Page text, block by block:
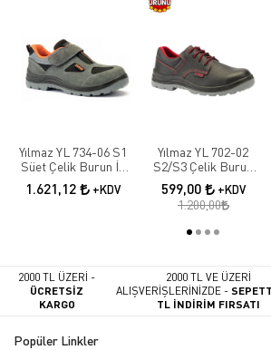
Yılmaz YL 734-06 S1
Süet Çelik Burun İş
Ayakkabısı
1.621,12 +KDV
Yılmaz YL 702-02
S2/S3 Çelik Burun
Deri İş Ayakkabısı
599,00 +KDV
1.200,00
2000 TL ÜZERİ -
ÜCRETSİZ
KARGO
2000 TL VE ÜZERİ
ALIŞVERİŞLERİNİZDE -
TL İNDİRİM FIRSATI
Popüler Linkler